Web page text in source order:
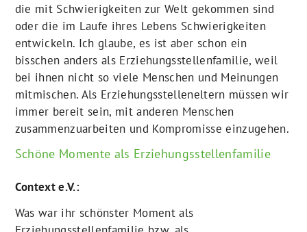
die mit Schwierigkeiten zur Welt gekommen sind
oder die im Laufe ihres Lebens Schwierigkeiten
entwickeln. Ich glaube, es ist aber schon ein
bisschen anders als Erziehungsstellenfamilie, weil
bei ihnen nicht so viele Menschen und Meinungen
mitmischen. Als Erziehungsstelleneltern müssen wir
immer bereit sein, mit anderen Menschen
zusammenzuarbeiten und Kompromisse einzugehen.
Schöne Momente als Erziehungsstellenfamilie
Context e.V.:
Was war ihr schönster Moment als